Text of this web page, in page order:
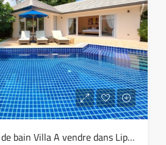
dim
16
Août
lun
17
Août
mar 2 Chambre 2 Salle de bain Villa A vendre dans Lipa Noi – HS0798